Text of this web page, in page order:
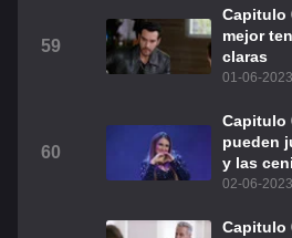
59
Capitulo
mejor
claras
01-06-2023
60
Capitulo
pueden
y las
02-06-2023
Capitulo